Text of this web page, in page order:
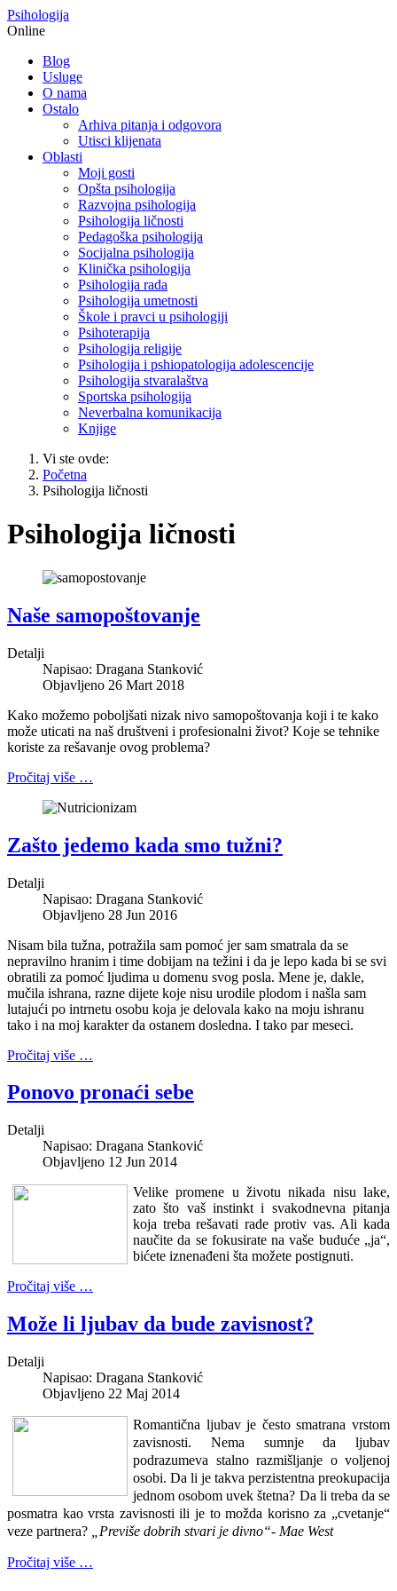
Psihologija
Online
Blog
Usluge
O nama
Ostalo
Arhiva pitanja i odgovora
Utisci klijenata
Oblasti
Moji gosti
Opšta psihologija
Razvojna psihologija
Psihologija ličnosti
Pedagoška psihologija
Socijalna psihologija
Klinička psihologija
Psihologija rada
Psihologija umetnosti
Škole i pravci u psihologiji
Psihoterapija
Psihologija religije
Psihologija i pshiopatologija adolescencije
Psihologija stvaralaštva
Sportska psihologija
Neverbalna komunikacija
Knjige
Vi ste ovde:
Početna
Psihologija ličnosti
Psihologija ličnosti
Naše samopoštovanje
Detalji
Napisao: Dragana Stanković
Objavljeno 26 Mart 2018
Kako možemo poboljšati nizak nivo samopoštovanja koji i te kako
može uticati na naš društveni i profesionalni život? Koje se tehnike
koriste za rešavanje ovog problema?
Pročitaj više …
Zašto jedemo kada smo tužni?
Detalji
Napisao: Dragana Stanković
Objavljeno 28 Jun 2016
Nisam bila tužna, potražila sam pomoć jer sam smatrala da se
nepravilno hranim i time dobijam na težini i da je lepo kada bi se svi
obratili za pomoć ljudima u domenu svog posla. Mene je, dakle,
mučila ishrana, razne dijete koje nisu urodile plodom i našla sam
lutajući po intrnetu osobu koja je delovala kako na moju ishranu
tako i na moj karakter da ostanem dosledna. I tako par meseci.
Pročitaj više …
Ponovo pronaći sebe
Detalji
Napisao: Dragana Stanković
Objavljeno 12 Jun 2014
Velike promene u životu nikada nisu lake,
zato što vaš instinkt i svakodnevna pitanja
koja treba rešavati rade protiv vas. Ali kada
naučite da se fokusirate na vaše buduće „ja“,
bićete iznenađeni šta možete postignuti.
Pročitaj više …
Može li ljubav da bude zavisnost?
Detalji
Napisao: Dragana Stanković
Objavljeno 22 Maj 2014
Romantična ljubav je često smatrana vrstom
zavisnosti. Nema sumnje da ljubav
podrazumeva stalno razmišljanje o voljenoj
osobi. Da li je takva perzistentna preokupacija
jednom osobom uvek štetna? Da li treba da se
posmatra kao vrsta zavisnosti ili je to možda korisno za „cvetanje“
veze partnera?
„Previše dobrih stvari je divno“- Mae West
Pročitaj više …